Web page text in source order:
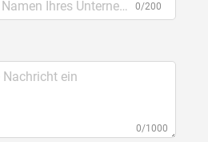
0/200
0/1000